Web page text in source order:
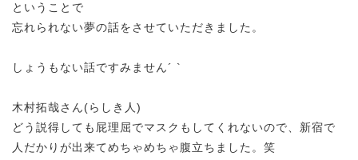
ということで
忘れられない夢の話をさせていただきました。
しょうもない話ですみません´ `
木村拓哉さん(らしき人)
どう説得しても屁理屈でマスクもしてくれないので、新宿で
人だかりが出来てめちゃめちゃ腹立ちました。笑